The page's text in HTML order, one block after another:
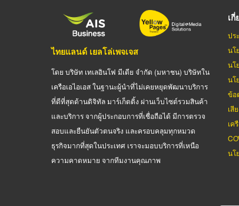
ไทยแลนด์ เยลโล่เพจเจส
โดย บริษัท เทเลอินโฟ มีเดีย จำกัด (มหาชน) บริษัทใน
เครือเอไอเอส ในฐานะผู้นำที่ไม่เคยหยุดพัฒนาบริการ
ที่ดีที่สุดด้านดิจิทัล มาร์เก็ตติ้ง ผ่านเว็บไซต์รวมสินค้า
และบริการ จากผู้ประกอบการที่เชื่อถือได้ มีการตรวจ
สอบและยืนยันตัวตนจริง และครอบคลุมทุกหมวด
ธุรกิจมากที่สุดในประเทศ เราจะมอบบริการที่เหนือ
ความคาดหมาย จากทีมงานคุณภาพ
เกี่
ปร
นโ
นโ
นโ
ข้อ
เสี
เค
นโ